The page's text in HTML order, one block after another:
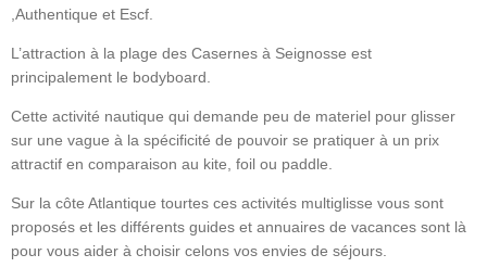
,Authentique et Escf.
L’attraction à la plage des Casernes à Seignosse est
principalement le bodyboard.
Cette activité nautique qui demande peu de materiel pour glisser
sur une vague à la spécificité de pouvoir se pratiquer à un prix
attractif en comparaison au kite, foil ou paddle.
Sur la côte Atlantique tourtes ces activités multiglisse vous sont
proposés et les différents guides et annuaires de vacances sont là
pour vous aider à choisir celons vos envies de séjours.